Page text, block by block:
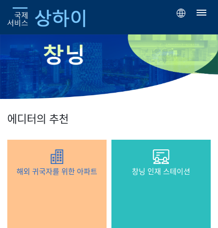
에디터의 추천
해외 귀국자를 위한 아파트 창닝 인재 스테이션